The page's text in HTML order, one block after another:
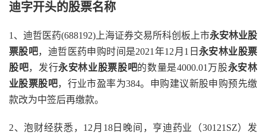
迪字开头的股票名称
1、迪哲医药(688192)上海证券交易所科创板上市永安林业股
票股吧，迪哲医药申购时间是2021年12月1日 永安林业股票
股吧，发行永安林业股票股吧的数量是4000.01万股永安林
业股票股吧，行业市盈率为384。申购建议新股申购预先缴
款改为中签后再缴款。
2、泡财经获悉，12月18日晚间，亨迪药业（30121SZ）发